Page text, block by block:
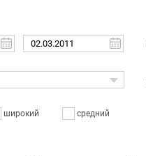
широкий средний